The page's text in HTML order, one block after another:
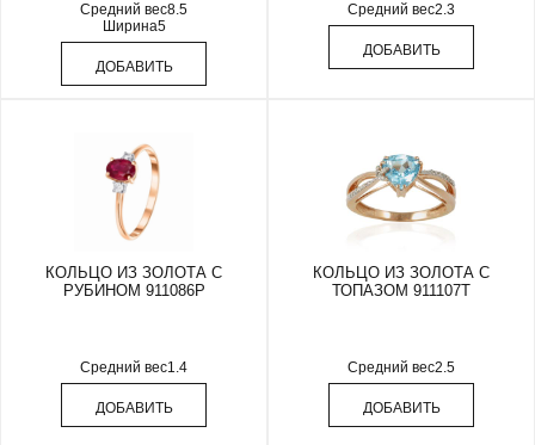
Средний вес8.5
Ширина5
ДОБАВИТЬ
Средний вес2.3
ДОБАВИТЬ
КОЛЬЦО ИЗ ЗОЛОТА С
РУБИНОМ 911086Р
Средний вес1.4
ДОБАВИТЬ
КОЛЬЦО ИЗ ЗОЛОТА С
ТОПАЗОМ 911107Т
Средний вес2.5
ДОБАВИТЬ